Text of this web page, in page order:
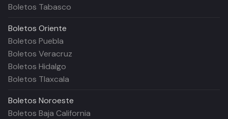
Boletos Tabasco
Boletos Oriente
Boletos Puebla
Boletos Veracruz
Boletos Hidalgo
Boletos Tlaxcala
Boletos Noroeste
Boletos Baja California